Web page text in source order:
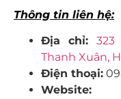
Thông tin liên hệ:
Địa chỉ:
Thanh Xuân,
Điện thoại:
Website: